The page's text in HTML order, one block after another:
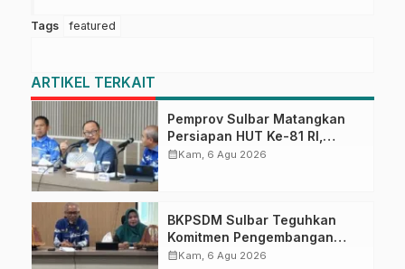
Tags featured
ARTIKEL TERKAIT
Pemprov Sulbar Matangkan
Persiapan HUT Ke-81 RI,
Puncak Upacara di Lapangan
calendar_monthKam, 6 Agu 2026
BKPSDM Sulbar Teguhkan
Komitmen Pengembangan
Kompetensi ASN melalui
calendar_monthKam, 6 Agu 2026